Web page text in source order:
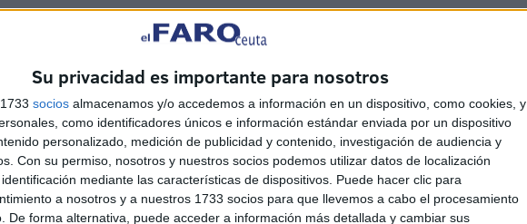
Su privacidad es importante para nosotros
socios almacenamos y/o accedemos a información en un dispositivo, como cookies, y
como identificadores únicos e información estándar enviada por un dispositivo
personalizado, medición de publicidad y contenido, investigación de audiencia y
Con su permiso, nosotros y nuestros socios podemos utilizar datos de localización
mediante las características de dispositivos. Puede hacer clic para
a nosotros y a nuestros 1733 socios para que llevemos a cabo el procesamiento
De forma alternativa, puede acceder a información más detallada y cambiar sus
Gibraltar o Malta, pero que aún escasea en
empresas del sector instaladas en la ciudad.
oficina enCeutaen 2024 con una veintena de
publicó su llegada acompañada de una oferta
Luckia buscan actualmente a través de portales
para jornada completa.Vacante a la que ya se